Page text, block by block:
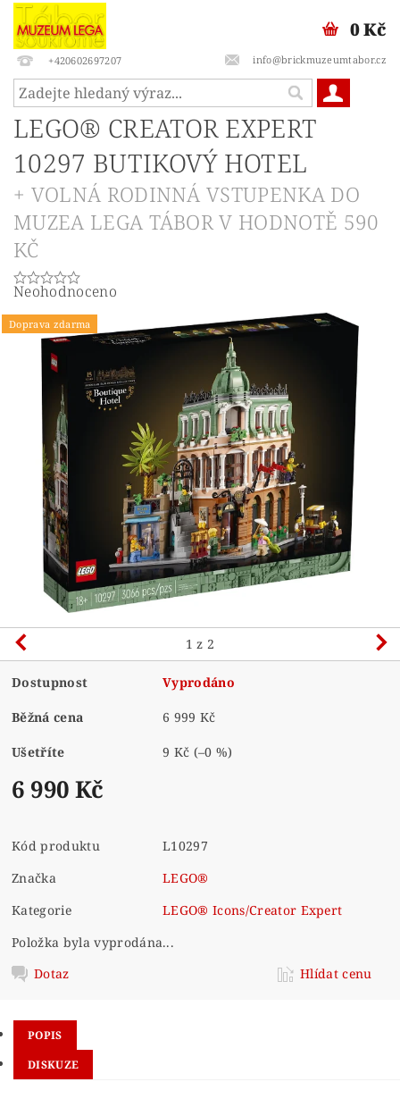
+420602697207 info@brickmuzeumtabor.cz
0 Kč
LEGO® CREATOR EXPERT
10297 BUTIKOVÝ HOTEL
+ VOLNÁ RODINNÁ VSTUPENKA DO
MUZEA LEGA TÁBOR V HODNOTĚ 590
KČ
Neohodnoceno
Doprava zdarma
1 z 2
Dostupnost Vyprodáno
Běžná cena 6 999 Kč
Ušetříte 9 Kč (–0 %)
6 990 Kč
Kód produktu
L10297
Značka
LEGO®
Kategorie
LEGO® Icons/Creator Expert
Položka byla vyprodána...
Dotaz
Hlídat cenu
POPIS
DISKUZE